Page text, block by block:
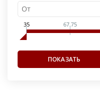
35 67.75